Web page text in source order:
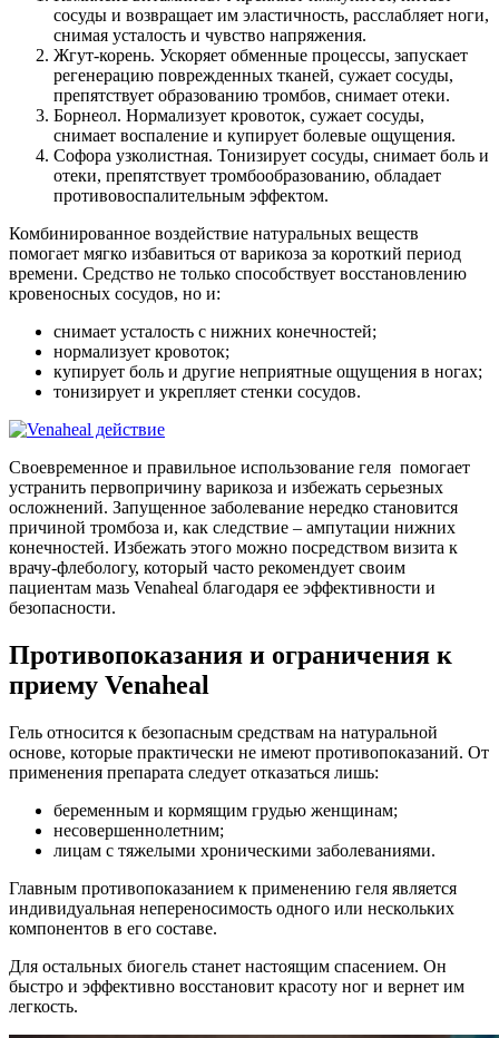
сосуды и возвращает им эластичность, расслабляет ноги,
снимая усталость и чувство напряжения.
Жгут-корень. Ускоряет обменные процессы, запускает
регенерацию поврежденных тканей, сужает сосуды,
препятствует образованию тромбов, снимает отеки.
Борнеол. Нормализует кровоток, сужает сосуды,
снимает воспаление и купирует болевые ощущения.
Софора узколистная. Тонизирует сосуды, снимает боль и
отеки, препятствует тромбообразованию, обладает
противовоспалительным эффектом.
Комбинированное воздействие натуральных веществ
помогает мягко избавиться от варикоза за короткий период
времени. Средство не только способствует восстановлению
кровеносных сосудов, но и:
снимает усталость с нижних конечностей;
нормализует кровоток;
купирует боль и другие неприятные ощущения в ногах;
тонизирует и укрепляет стенки сосудов.
Своевременное и правильное использование геля помогает
устранить первопричину варикоза и избежать серьезных
осложнений. Запущенное заболевание нередко становится
причиной тромбоза и, как следствие – ампутации нижних
конечностей. Избежать этого можно посредством визита к
врачу-флебологу, который часто рекомендует своим
пациентам мазь Venaheal благодаря ее эффективности и
безопасности.
Противопоказания и ограничения к
приему Venaheal
Гель относится к безопасным средствам на натуральной
основе, которые практически не имеют противопоказаний. От
применения препарата следует отказаться лишь:
беременным и кормящим грудью женщинам;
несовершеннолетним;
лицам с тяжелыми хроническими заболеваниями.
Главным противопоказанием к применению геля является
индивидуальная непереносимость одного или нескольких
компонентов в его составе.
Для остальных биогель станет настоящим спасением. Он
быстро и эффективно восстановит красоту ног и вернет им
легкость.